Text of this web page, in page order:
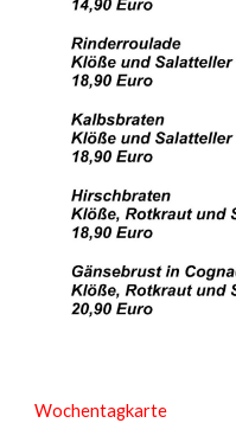
Wochentagkarte